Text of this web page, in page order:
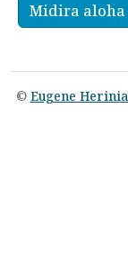
Midira aloha
© Eugene